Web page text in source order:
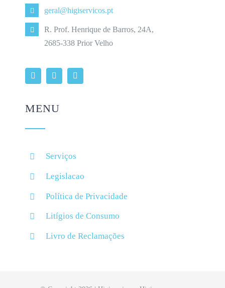
geral@higiservicos.pt
R. Prof. Henrique de Barros, 24A,
2685-338 Prior Velho
MENU
Serviços
Legislacao
Política de Privacidade
Litígios de Consumo
Livro de Reclamações